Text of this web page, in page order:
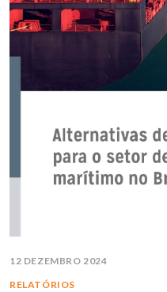
12 DEZEMBRO 2024
RELATÓRIOS